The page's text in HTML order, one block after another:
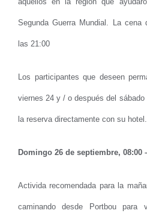
Segunda Guerra Mundial. La cena
las 21:00
Los participantes que deseen
viernes 24 y / o después del
la reserva directamente con su hotel.
Domingo 26 de septiembre, 08:00
Activida recomendada para la
caminando desde Portbou